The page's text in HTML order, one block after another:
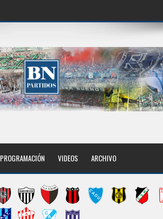
PROGRAMACIÓN VIDEOS ARCHIVO